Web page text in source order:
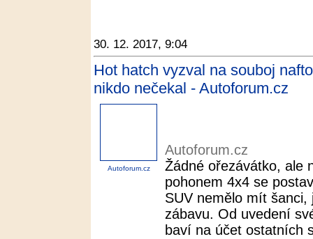
30. 12. 2017, 9:04
Hot hatch vyzval na souboj
nikdo nečekal - Autoforum.cz
Autoforum.cz
Autoforum.cz
Žádné ořezávátko, ale
pohonem 4x4 se
SUV nemělo mít
zábavu. Od uvedení
baví na účet ostatních